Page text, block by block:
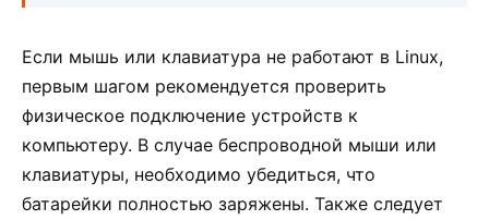
Если мышь или клавиатура не работают в Linux,
первым шагом рекомендуется проверить
физическое подключение устройств к
компьютеру. В случае беспроводной мыши или
клавиатуры, необходимо убедиться, что
батарейки полностью заряжены. Также следует